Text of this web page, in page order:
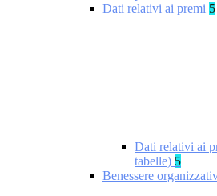
Dati relativi ai premi 5
Dati relativi ai
tabelle) 5
Benessere